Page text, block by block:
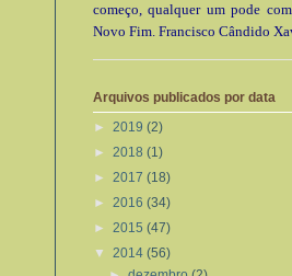
começo, qualquer um pode
Novo Fim. Francisco Cândido
Arquivos publicados por data
► 2019 (2)
► 2018 (1)
► 2017 (18)
► 2016 (34)
► 2015 (47)
▼ 2014 (56)